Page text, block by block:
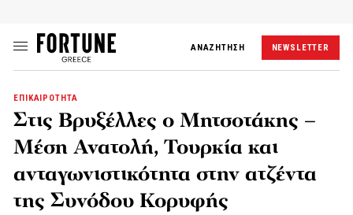
ΑΝΑΖΗΤΗΣΗ NEWSLETTER
ΕΠΙΚΑΙΡΟΤΗΤΑ
Στις Βρυξέλλες ο Μητσοτάκης –
Μέση Ανατολή, Τουρκία και
ανταγωνιστικότητα στην ατζέντα
της Συνόδου Κορυφής